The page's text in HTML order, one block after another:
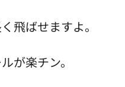
飛ばせますよ。
が楽チン。